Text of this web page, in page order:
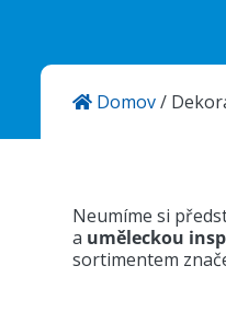
Domov/
Neumíme si
a uměleckou
sortimentem
Kontakty
Česká Republika